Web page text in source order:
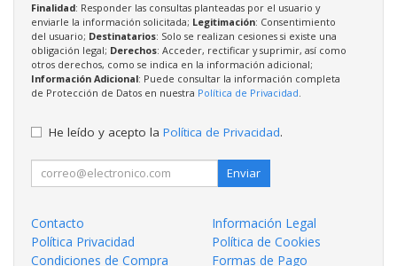
Finalidad: Responder las consultas planteadas por el usuario y
enviarle la información solicitada; Legitimación: Consentimiento
del usuario; Destinatarios: Solo se realizan cesiones si existe una
obligación legal; Derechos: Acceder, rectificar y suprimir, así como
otros derechos, como se indica en la información adicional;
Información Adicional: Puede consultar la información completa
de Protección de Datos en nuestra Política de Privacidad.
He leído y acepto la Política de Privacidad.
Enviar
Contacto
Información Legal
Política Privacidad
Política de Cookies
Condiciones de Compra
Formas de Pago